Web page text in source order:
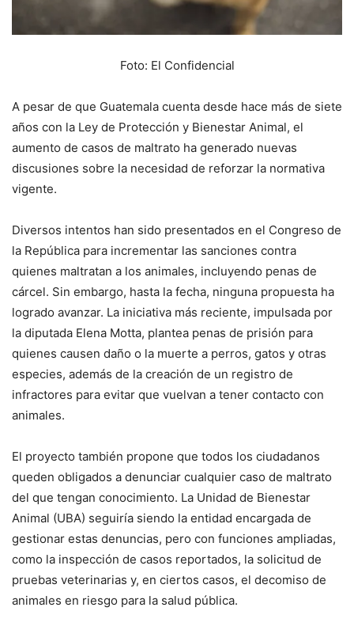
Foto: El Confidencial
A pesar de que Guatemala cuenta desde hace más de siete
años con la Ley de Protección y Bienestar Animal, el
aumento de casos de maltrato ha generado nuevas
discusiones sobre la necesidad de reforzar la normativa
vigente.
Diversos intentos han sido presentados en el Congreso de
la República para incrementar las sanciones contra
quienes maltratan a los animales, incluyendo penas de
cárcel. Sin embargo, hasta la fecha, ninguna propuesta ha
logrado avanzar. La iniciativa más reciente, impulsada por
la diputada Elena Motta, plantea penas de prisión para
quienes causen daño o la muerte a perros, gatos y otras
especies, además de la creación de un registro de
infractores para evitar que vuelvan a tener contacto con
animales.
El proyecto también propone que todos los ciudadanos
queden obligados a denunciar cualquier caso de maltrato
del que tengan conocimiento. La Unidad de Bienestar
Animal (UBA) seguiría siendo la entidad encargada de
gestionar estas denuncias, pero con funciones ampliadas,
como la inspección de casos reportados, la solicitud de
pruebas veterinarias y, en ciertos casos, el decomiso de
animales en riesgo para la salud pública.